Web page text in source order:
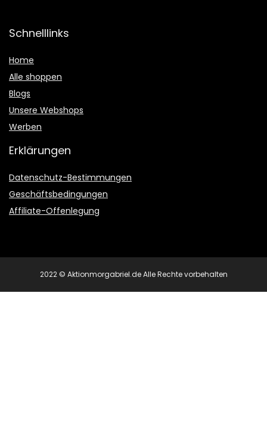
Schnelllinks
Home
Alle shoppen
Blogs
Unsere Webshops
Werben
Erklärungen
Datenschutz-Bestimmungen
Geschäftsbedingungen
Affiliate-Offenlegung
2022 © Aktionmorgabriel.de Alle Rechte vorbehalten